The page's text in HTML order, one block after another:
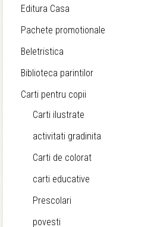
Editura Casa
Pachete promotionale
Beletristica
Biblioteca parintilor
Carti pentru copii
Carti ilustrate
activitati gradinita
Carti de colorat
carti educative
Prescolari
povesti